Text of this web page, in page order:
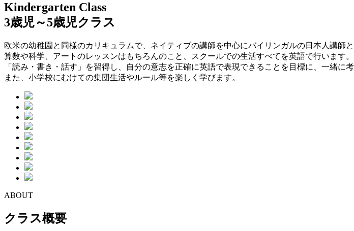
Kindergarten Class
3歳児～5歳児クラス
欧米の幼稚園と同様のカリキュラムで、ネイティブの講師を中心にバイリンガルの日本人講師と
算数や科学、アートのレッスンはもちろんのこと、スクールでの生活すべてを英語で行います。
「読み・書き・話す」を習得し、自分の意志を正確に英語で表現できることを目標に、一緒に
また、小学校にむけての集団生活やルール等を楽しく学びます。
ABOUT
クラス概要